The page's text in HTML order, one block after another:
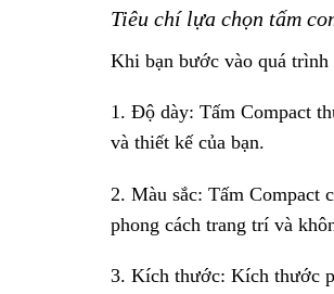
Tiêu chí lựa chọn tấm
Khi bạn bước vào quá trình
1. Độ dày: Tấm Compact
và thiết kế của bạn.
2. Màu sắc: Tấm Compact
phong cách trang trí và
3. Kích thước: Kích thước